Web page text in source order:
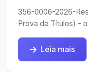
356-0006-2026-
Prova de Títulos) -
Leia mais